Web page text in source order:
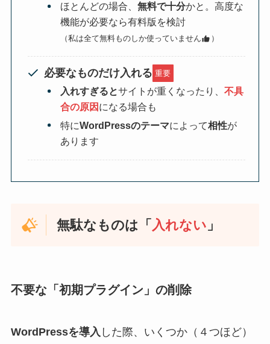
ほとんどの場合、 無料で十分かと。高度な
機能が必要なら有料版を検討
（私は全て無料ものしか使っていません ）
必要なものだけ入れる 重要
入れすぎるとサイトが重くなったり、 不具
合の原因 になる場合も
特にWordPressのテーマによって相性が
あります
無駄なものは「 入れない 」
不要な「初期プラグイン」の削除
WordPressを導入 した際、いくつか（４つほど）